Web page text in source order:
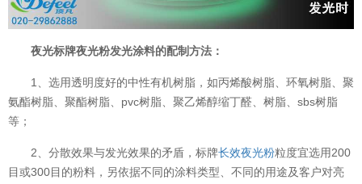
夜光标牌夜光粉发光涂料的配制方法：
1、选用透明度好的中性有机树脂，如丙烯酸树脂、环氧树脂、聚
氨酯树脂、聚酯树脂、pvc树脂、聚乙烯醇缩丁醛、树脂、sbs树脂
等；
2、分散效果与发光效果的矛盾，标牌长效夜光粉粒度宜选用200
目或300目的粉料，另依据不同的涂料类型、不同的用途及客户对亮